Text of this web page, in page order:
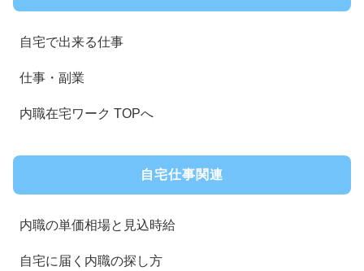
自宅で出来る仕事
仕事・副業
内職在宅ワーク TOPへ
自宅仕事関連
内職の単価相場と見込時給
自宅に届く内職の探し方